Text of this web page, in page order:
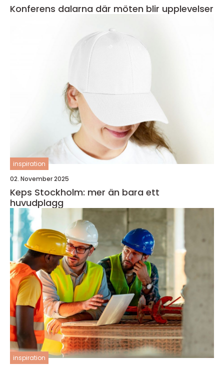
Konferens dalarna där möten blir upplevelser
inspiration
02. November 2025
Keps Stockholm: mer än bara ett
huvudplagg
inspiration